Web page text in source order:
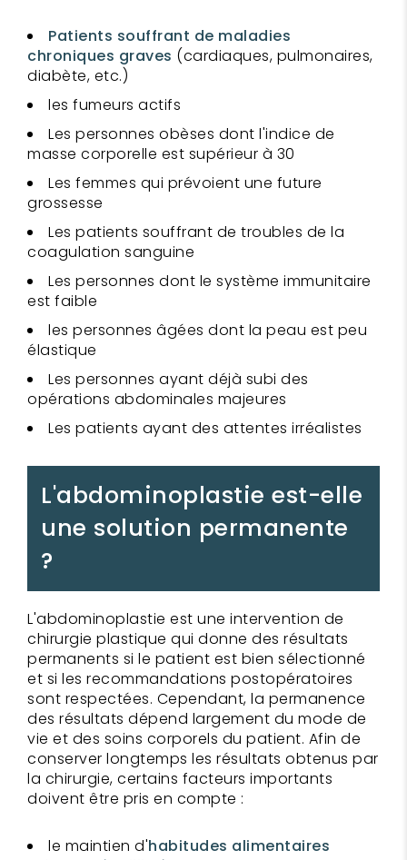
Patients souffrant de maladies
chroniques graves (cardiaques, pulmonaires,
diabète, etc.)
les fumeurs actifs
Les personnes obèses dont l'indice de
masse corporelle est supérieur à 30
Les femmes qui prévoient une future
grossesse
Les patients souffrant de troubles de la
coagulation sanguine
Les personnes dont le système immunitaire
est faible
les personnes âgées dont la peau est peu
élastique
Les personnes ayant déjà subi des
opérations abdominales majeures
Les patients ayant des attentes irréalistes
L'abdominoplastie est-elle
une solution permanente
?
L'abdominoplastie est une intervention de
chirurgie plastique qui donne des résultats
permanents si le patient est bien sélectionné
et si les recommandations postopératoires
sont respectées. Cependant, la permanence
des résultats dépend largement du mode de
vie et des soins corporels du patient. Afin de
conserver longtemps les résultats obtenus par
la chirurgie, certains facteurs importants
doivent être pris en compte :
le maintien d'habitudes alimentaires